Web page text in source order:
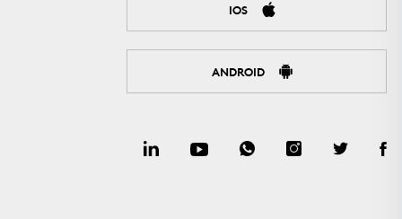
IOS
ANDROID